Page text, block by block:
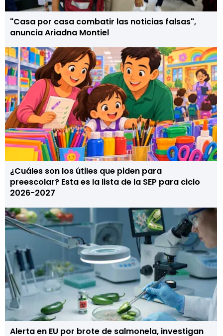
"Casa por casa combatir las noticias falsas",
anuncia Ariadna Montiel
¿Cuáles son los útiles que piden para
preescolar? Esta es la lista de la SEP para ciclo
2026-2027
Alerta en EU por brote de salmonela, investigan